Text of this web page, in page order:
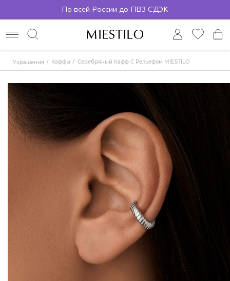
По всей России до ПВЗ СДЭК
Бесплатная доставка от 2000р.
Украшения Каффы Серебряный Кафф С Рельефом MIESTILO